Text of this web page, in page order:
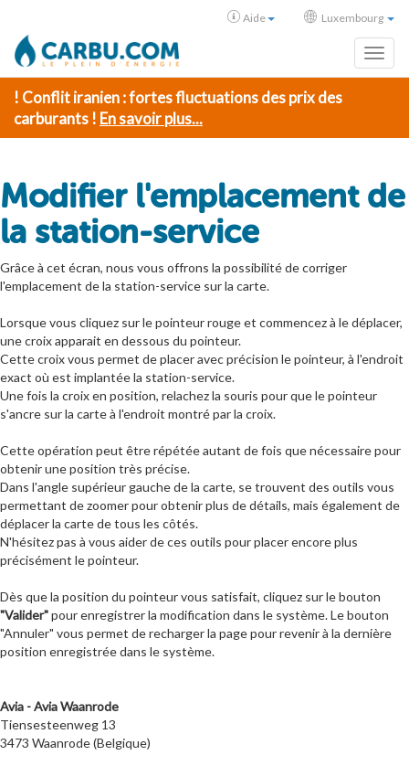
Aide Luxembourg
! Conflit iranien : fortes fluctuations des prix des
carburants ! En savoir plus...
Modifier l'emplacement de
la station-service
Grâce à cet écran, nous vous offrons la possibilité de corriger
l'emplacement de la station-service sur la carte.
Lorsque vous cliquez sur le pointeur rouge et commencez à le déplacer,
une croix apparait en dessous du pointeur.
Cette croix vous permet de placer avec précision le pointeur, à l'endroit
exact où est implantée la station-service.
Une fois la croix en position, relachez la souris pour que le pointeur
s'ancre sur la carte à l'endroit montré par la croix.
Cette opération peut être répétée autant de fois que nécessaire pour
obtenir une position très précise.
Dans l'angle supérieur gauche de la carte, se trouvent des outils vous
permettant de zoomer pour obtenir plus de détails, mais également de
déplacer la carte de tous les côtés.
N'hésitez pas à vous aider de ces outils pour placer encore plus
précisément le pointeur.
Dès que la position du pointeur vous satisfait, cliquez sur le bouton
"Valider"pour enregistrer la modification dans le système. Le bouton
"Annuler" vous permet de recharger la page pour revenir à la dernière
position enregistrée dans le système.
Avia - Avia Waanrode
Tiensesteenweg 13
3473 Waanrode (Belgique)